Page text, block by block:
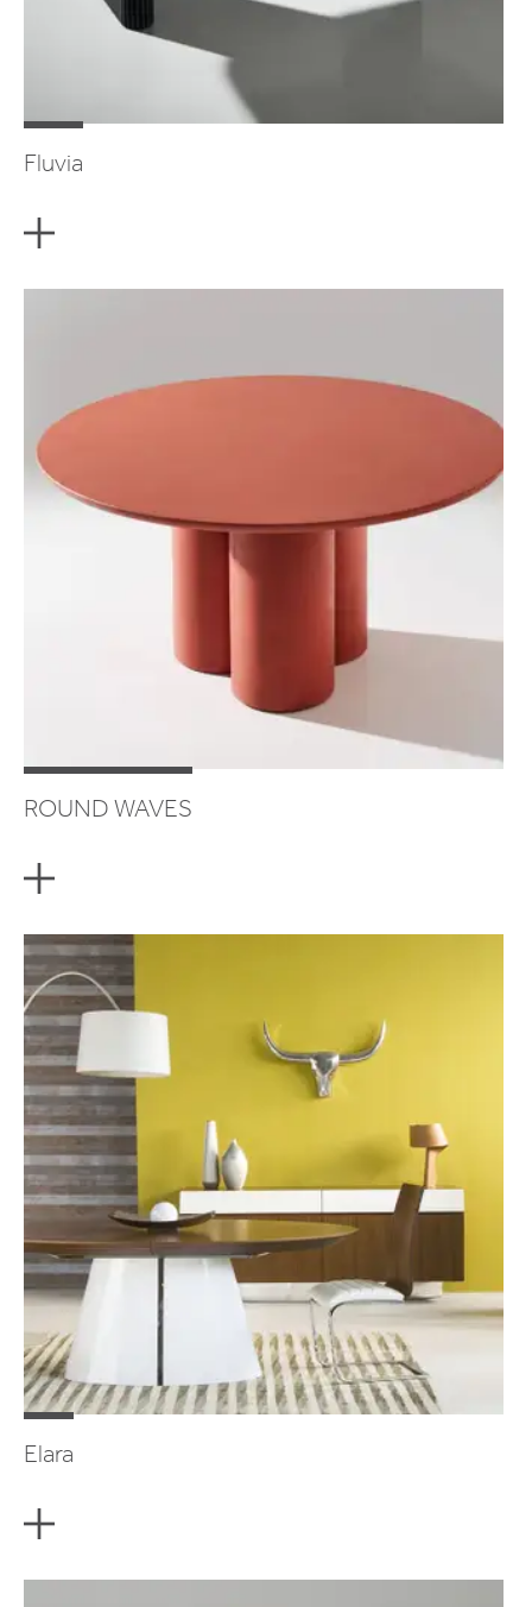
Fluvia
ROUND WAVES
Elara